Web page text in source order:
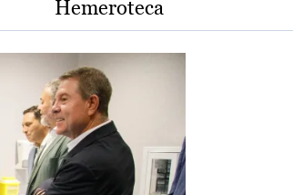
Hemeroteca